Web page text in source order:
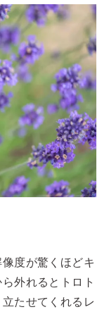
度が驚くほどキ
外れるとトロト
たせてくれるレ